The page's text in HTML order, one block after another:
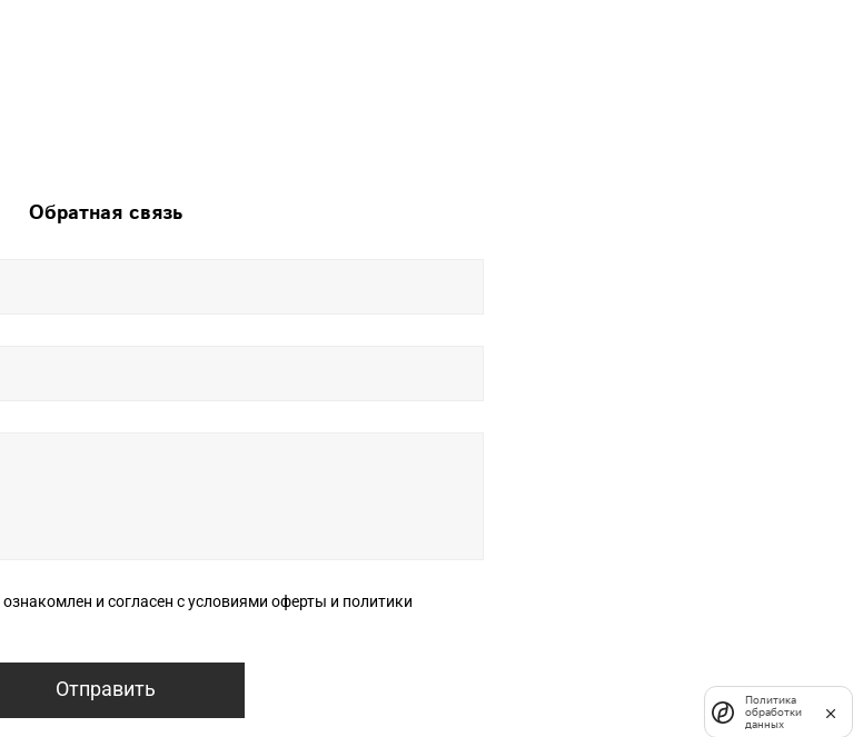
Обратная связь
и согласен с условиями оферты и политики
Отправить
Политика
обработки
данных